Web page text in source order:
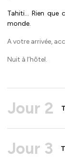
Tahiti… Rien que
monde.
A votre arrivée,
Nuit à l’hôtel.
Jour 2
Jour 3